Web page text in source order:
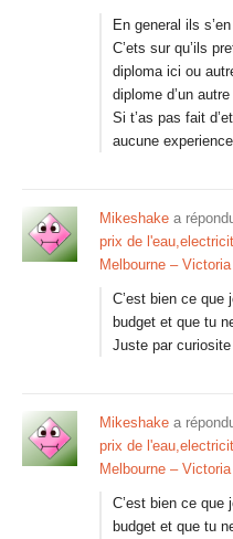
En general ils
C’ets sur qu’ils
diploma ici ou
diplome d’un
Si t’as pas fait
aucune
Mikeshake a
prix de
Melbourne – Victoria
C’est bien ce que
budget et que tu
Juste par
Mikeshake a
prix de
Melbourne – Victoria
C’est bien ce que
budget et que tu